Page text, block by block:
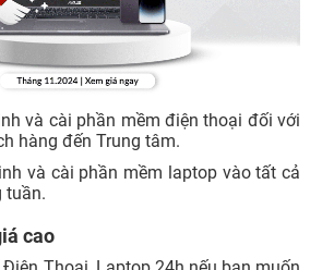
và cài phần mềm điện thoại đối với
hàng đến Trung tâm.
và cài phần mềm laptop vào tất cả
tuần.
cao